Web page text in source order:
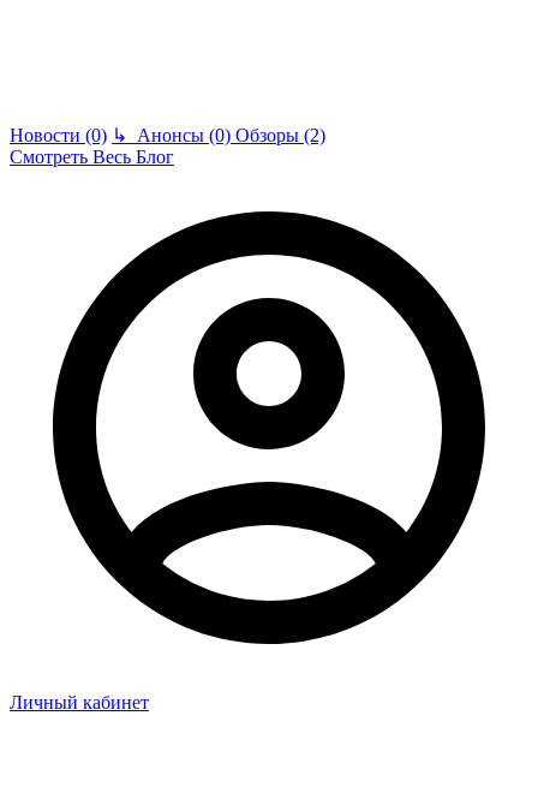
Новости (0) ↳ Анонсы (0) Обзоры (2)
Смотреть Весь Блог
Личный кабинет